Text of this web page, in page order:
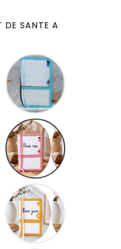
DE SANTE A
Blanc
bleu
Blanc
fuschia
Blanc
anis